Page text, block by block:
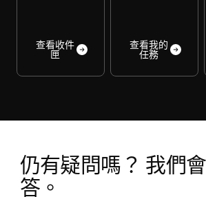
查看收件
匣
查看我的
任務
仍有疑問嗎？ 我們
答。